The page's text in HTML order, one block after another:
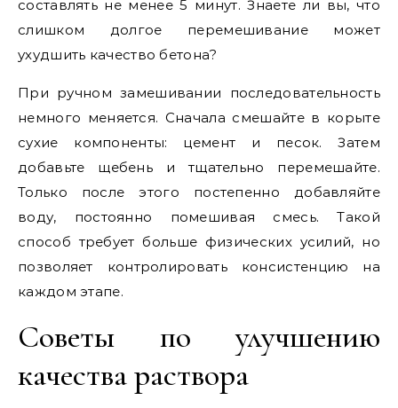
составлять не менее 5 минут. Знаете ли вы, что
слишком долгое перемешивание может
ухудшить качество бетона?
При ручном замешивании последовательность
немного меняется. Сначала смешайте в корыте
сухие компоненты: цемент и песок. Затем
добавьте щебень и тщательно перемешайте.
Только после этого постепенно добавляйте
воду, постоянно помешивая смесь. Такой
способ требует больше физических усилий, но
позволяет контролировать консистенцию на
каждом этапе.
Советы по улучшению
качества раствора